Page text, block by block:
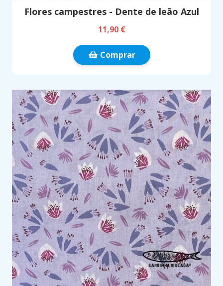
Flores campestres - Dente de leão Azul
11,90 €
Comprar